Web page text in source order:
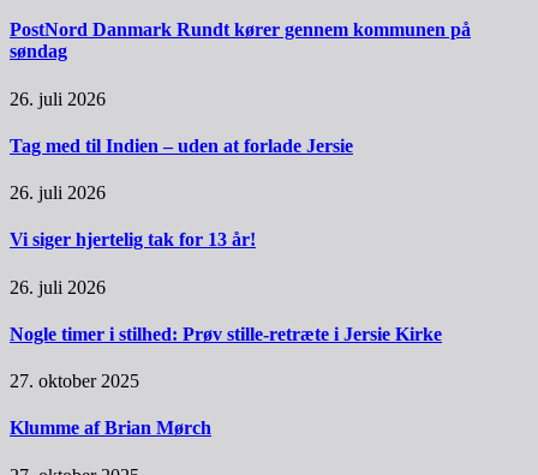
PostNord Danmark Rundt kører gennem kommunen på
søndag
26. juli 2026
Tag med til Indien – uden at forlade Jersie
26. juli 2026
Vi siger hjertelig tak for 13 år!
26. juli 2026
Nogle timer i stilhed: Prøv stille-retræte i Jersie Kirke
27. oktober 2025
Klumme af Brian Mørch